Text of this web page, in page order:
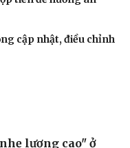
Quảng Trị: Thí
viên ra đầu thú liệu có